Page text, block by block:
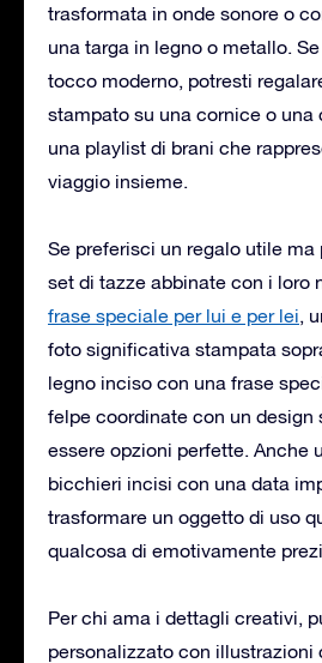
trasformata in onde sonore o
una targa in legno o metallo.
tocco moderno, potresti
stampato su una cornice o una
una playlist di brani che
viaggio insieme.
Se preferisci un regalo utile ma
set di tazze abbinate con i loro
frase speciale per lui e per lei,
foto significativa stampata
legno inciso con una frase
felpe coordinate con un design
essere opzioni perfette. Anche
bicchieri incisi con una data
trasformare un oggetto di uso
qualcosa di emotivamente
Per chi ama i dettagli creativi,
personalizzato con illustrazioni